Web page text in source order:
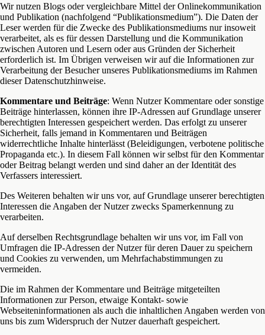
Wir nutzen Blogs oder vergleichbare Mittel der Onlinekommunikation
und Publikation (nachfolgend “Publikationsmedium”). Die Daten der
Leser werden für die Zwecke des Publikationsmediums nur insoweit
verarbeitet, als es für dessen Darstellung und die Kommunikation
zwischen Autoren und Lesern oder aus Gründen der Sicherheit
erforderlich ist. Im Übrigen verweisen wir auf die Informationen zur
Verarbeitung der Besucher unseres Publikationsmediums im Rahmen
dieser Datenschutzhinweise.
Kommentare und Beiträge: Wenn Nutzer Kommentare oder sonstige
Beiträge hinterlassen, können ihre IP-Adressen auf Grundlage unserer
berechtigten Interessen gespeichert werden. Das erfolgt zu unserer
Sicherheit, falls jemand in Kommentaren und Beiträgen
widerrechtliche Inhalte hinterlässt (Beleidigungen, verbotene politische
Propaganda etc.). In diesem Fall können wir selbst für den Kommentar
oder Beitrag belangt werden und sind daher an der Identität des
Verfassers interessiert.
Des Weiteren behalten wir uns vor, auf Grundlage unserer berechtigten
Interessen die Angaben der Nutzer zwecks Spamerkennung zu
verarbeiten.
Auf derselben Rechtsgrundlage behalten wir uns vor, im Fall von
Umfragen die IP-Adressen der Nutzer für deren Dauer zu speichern
und Cookies zu verwenden, um Mehrfachabstimmungen zu
vermeiden.
Die im Rahmen der Kommentare und Beiträge mitgeteilten
Informationen zur Person, etwaige Kontakt- sowie
Webseiteninformationen als auch die inhaltlichen Angaben werden von
uns bis zum Widerspruch der Nutzer dauerhaft gespeichert.